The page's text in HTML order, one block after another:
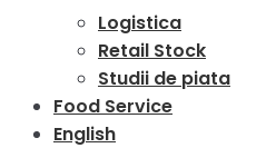
Logistica
Retail Stock
Studii de piata
Food Service
English